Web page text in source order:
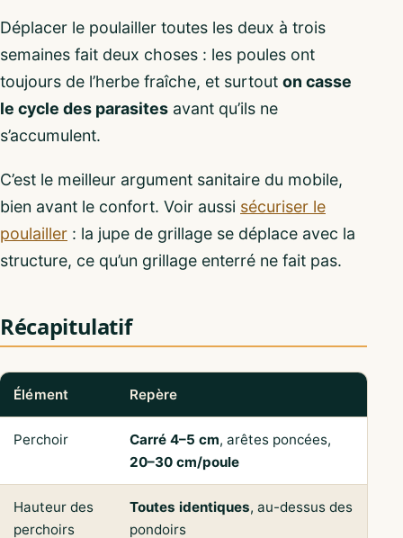
Déplacer le poulailler toutes les deux à trois
semaines fait deux choses : les poules ont
toujours de l’herbe fraîche, et surtout on casse
le cycle des parasites avant qu’ils ne
s’accumulent.
C’est le meilleur argument sanitaire du mobile,
bien avant le confort. Voir aussi sécuriser le
poulailler : la jupe de grillage se déplace avec la
structure, ce qu’un grillage enterré ne fait pas.
Récapitulatif
Élément Repère
Perchoir Carré 4–5 cm, arêtes poncées,
20–30 cm/poule
Hauteur des
perchoirs
Toutes identiques, au-dessus des
pondoirs